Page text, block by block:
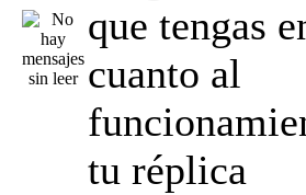
que tengas
cuanto al
tu réplica